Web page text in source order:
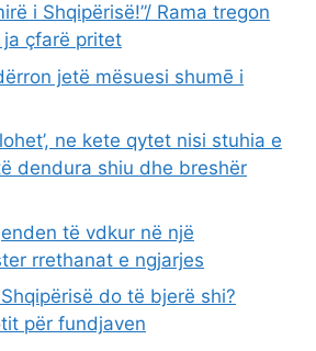
i Shqipërisë!”/ Rama tregon
ja çfarë pritet
jetë mësuesi shumē i
ne kete qytet nisi stuhia e
dendura shiu dhe breshër
të vdkur në një
rrethanat e ngjarjes
do të bjerë shi?
për fundjaven